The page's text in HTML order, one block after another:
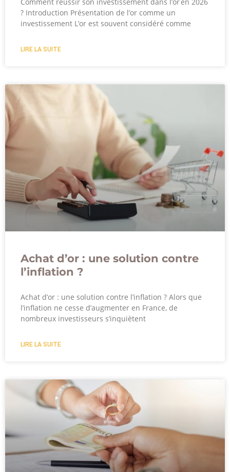
Comment réussir son investissement dans l’or en 2026
? Introduction Présentation de l’or comme un
investissement L’or est souvent considéré comme
LIRE LA SUITE
Achat d’or : une solution contre
l’inflation ?
Achat d’or : une solution contre l’inflation ? Alors que
l’inflation ne cesse d’augmenter en France, de
nombreux investisseurs s’inquiètent
LIRE LA SUITE